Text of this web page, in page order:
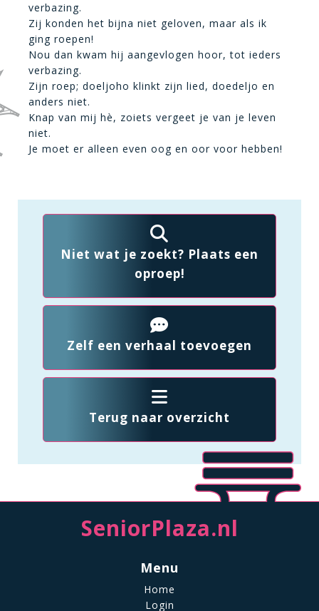
verbazing.
Zij konden het bijna niet geloven, maar als ik
ging roepen!
Nou dan kwam hij aangevlogen hoor, tot ieders
verbazing.
Zijn roep; doeljoho klinkt zijn lied, doedeljo en
anders niet.
Knap van mij hè, zoiets vergeet je van je leven
niet.
Je moet er alleen even oog en oor voor hebben!
Niet wat je zoekt? Plaats een
oproep!
Zelf een verhaal toevoegen
Terug naar overzicht
SeniorPlaza.nl
Menu
Home
Login